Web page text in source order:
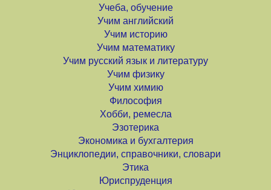
Учеба, обучение
Учим английский
Учим историю
Учим математику
Учим русский язык и литературу
Учим физику
Учим химию
Философия
Хобби, ремесла
Эзотерика
Экономика и бухгалтерия
Энциклопедии, справочники, словари
Этика
Юриспруденция